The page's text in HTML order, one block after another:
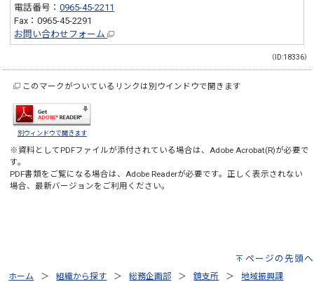
電話番号：0965-45-2211
Fax：0965-45-2291
お問い合わせフォーム
（ID:18336）
このマークがついているリンクは別ウインドウで開きます
別ウィンドウで開きます
※資料としてPDFファイルが添付されている場合は、 Adobe Acrobat(R)が必要で
す。
PDF書類をご覧になる場合は、 Adobe Readerが必要です。正しく表示されない
場合、最新バージョンをご利用ください。
ページの先頭へ
ホーム 組織から探す 総務企画部 鏡支所
地域振興課